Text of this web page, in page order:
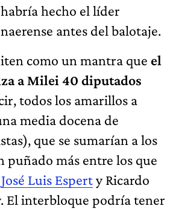
hecho el líder
antes del balotaje.
como un mantra que el
a Milei 40 diputados
todos los amarillos a
media docena de
que se sumarían a los
puñado más entre los que
José Luis Esperty Ricardo
El interbloque podría tener